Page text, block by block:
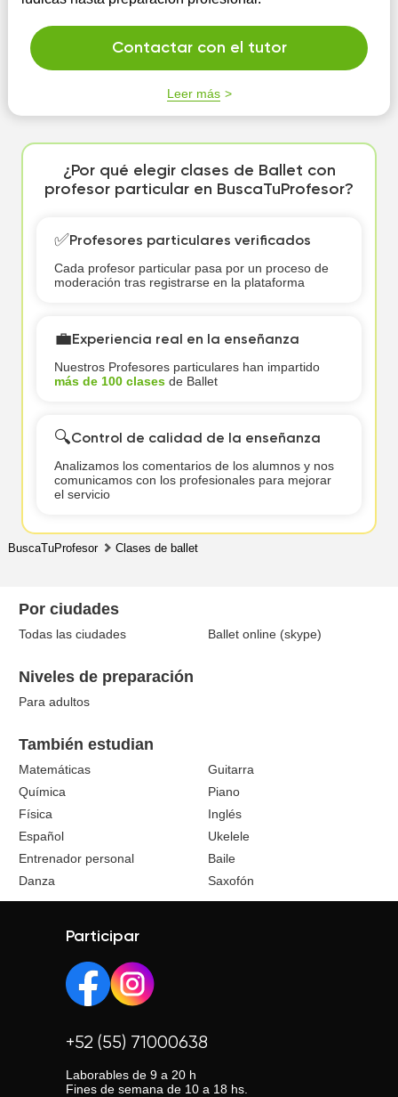
Contactar con el tutor
Leer más
¿Por qué elegir clases de Ballet con
profesor particular en BuscaTuProfesor?
✅Profesores particulares verificados
Cada profesor particular pasa por un proceso de
moderación tras registrarse en la plataforma
💼Experiencia real en la enseñanza
Nuestros Profesores particulares han impartido
más de 100 clasesde Ballet
🔍Control de calidad de la enseñanza
Analizamos los comentarios de los alumnos y nos
comunicamos con los profesionales para mejorar
el servicio
BuscaTuProfesor Clases de ballet
Por ciudades
Todas las ciudades Ballet online (skype)
Niveles de preparación
Para adultos
También estudian
Matemáticas
Guitarra
Química
Piano
Física
Inglés
Español
Ukelele
Entrenador personal
Baile
Danza
Saxofón
Participar
+52 (55) 71000638
Laborables de 9 a 20 h
Fines de semana de 10 a 18 hs.